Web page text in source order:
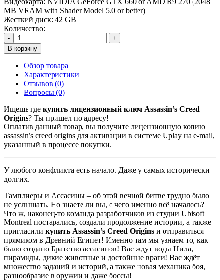
MB VRAM with Shader Model 5.0 or better)
Жесткий диск: 42 GB
Количество:
-
+
В корзину
Обзор товара
Характеристики
Отзывов (0)
Вопросы (0)
Ищешь где купить лицензионный ключ Assassin’s Creed
Origins? Ты пришел по адресу!
Оплатив данный товар, вы получите лицензионную копию
assassin’s creed origins для активации в системе Uplay на e-mail,
указанный в процессе покупки.
У любого конфликта есть начало. Даже у самых исторически
долгих.
Тамплиеры и Ассасины – об этой вечной битве трудно было
не услышать. Но знаете ли вы, с чего именно всё началось?
Что ж, наконец-то команда разработчиков из студии Ubisoft
Montreal постарались, создали продолжение истории, а также
пригласили купить Assassin’s Creed Origins и отправиться
прямиком в Древний Египет! Именно там мы узнаем то, как
было создано Братство ассасинов! Вас ждут воды Нила,
пирамиды, дикие животные и достойные враги! Вас ждёт
множество заданий и историй, а также новая механика боя,
разнообразие в оружии и даже боссы!